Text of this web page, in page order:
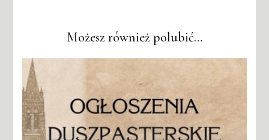
Możesz również polubić…